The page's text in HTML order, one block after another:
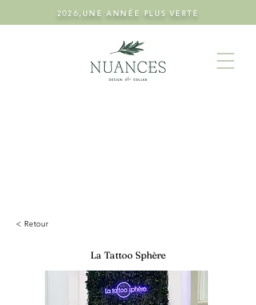
2026,UNE ANNÉE PLUS VERTE
< Retour
La Tattoo Sphère